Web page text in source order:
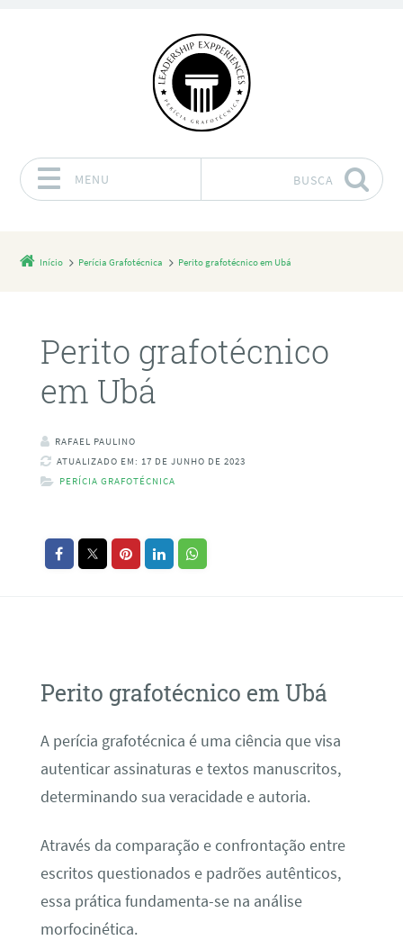
MENU BUSCA
Início Perícia Grafotécnica Perito grafotécnico em Ubá
Perito grafotécnico
em Ubá
RAFAEL PAULINO
ATUALIZADO EM: 17 DE JUNHO DE 2023
PERÍCIA GRAFOTÉCNICA
Perito grafotécnico em Ubá
A perícia grafotécnica é uma ciência que visa
autenticar assinaturas e textos manuscritos,
determinando sua veracidade e autoria.
Através da comparação e confrontação entre
escritos questionados e padrões autênticos,
essa prática fundamenta-se na análise
morfocinética.